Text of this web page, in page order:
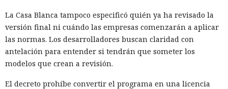
La Casa Blanca tampoco especificó quién ya ha revisado la
versión final ni cuándo las empresas comenzarán a aplicar
las normas. Los desarrolladores buscan claridad con
antelación para entender si tendrán que someter los
modelos que crean a revisión.
El decreto prohíbe convertir el programa en una licencia